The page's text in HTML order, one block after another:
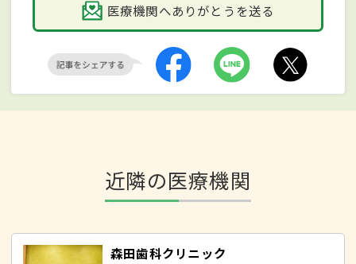
医療機関へありがとうを送る
近隣の医療機関
森田歯科クリニック